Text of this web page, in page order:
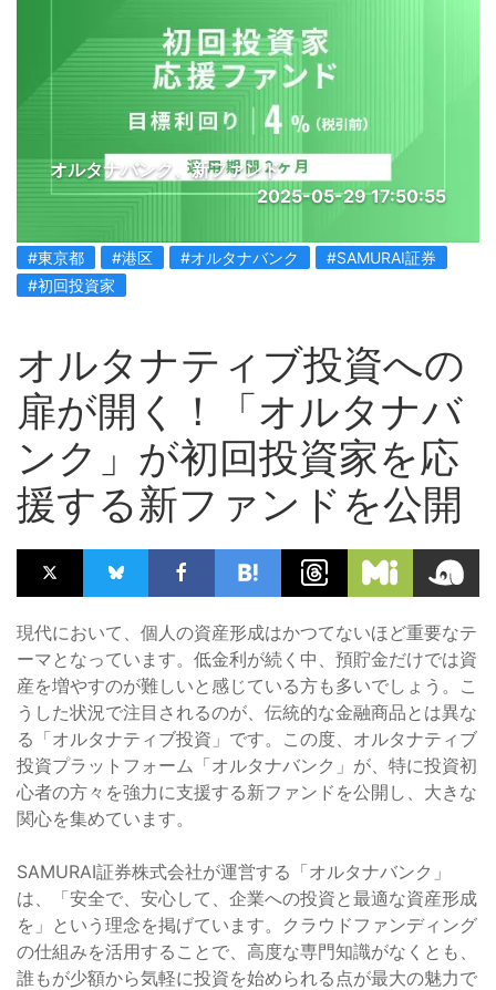
オルタナバンク、新ファンド
2025-05-29 17:50:55
#東京都 #港区 #オルタナバンク
#SAMURAI証券
#初回投資家
オルタナティブ投資への
扉が開く！「オルタナバ
ンク」が初回投資家を応
援する新ファンドを公開
現代において、個人の資産形成はかつてないほど重要なテ
ーマとなっています。低金利が続く中、預貯金だけでは資
産を増やすのが難しいと感じている方も多いでしょう。こ
うした状況で注目されるのが、伝統的な金融商品とは異な
る「オルタナティブ投資」です。この度、オルタナティブ
投資プラットフォーム「オルタナバンク」が、特に投資初
心者の方々を強力に支援する新ファンドを公開し、大きな
関心を集めています。
SAMURAI証券株式会社が運営する「オルタナバンク」
は、「安全で、安心して、企業への投資と最適な資産形成
を」という理念を掲げています。クラウドファンディング
の仕組みを活用することで、高度な専門知識がなくとも、
誰もが少額から気軽に投資を始められる点が最大の魅力で